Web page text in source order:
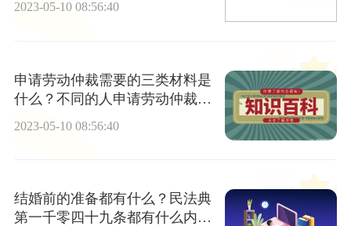
2023-05-10 08:56:40
申请劳动仲裁需要的三类材料是
什么？不同的人申请劳动仲裁需
2023-05-10 08:56:40
结婚前的准备都有什么？民法典
第一千零四十九条都有什么内